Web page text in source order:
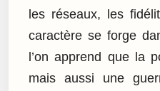
les réseaux, les
caractère se forge
l’on apprend que la
mais aussi une